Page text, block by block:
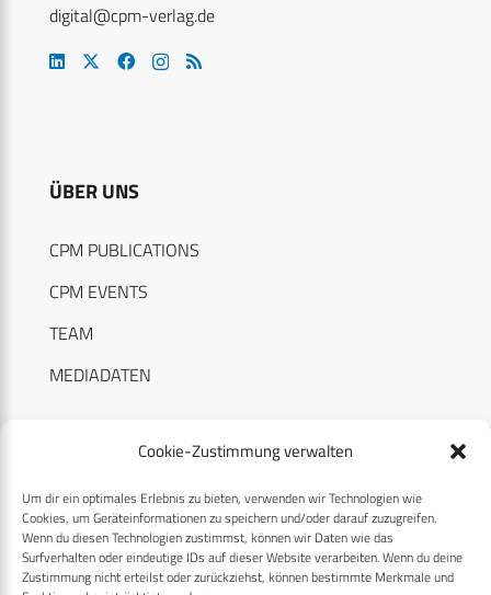
Cookie-Zustimmung verwalten
Um dir ein optimales Erlebnis zu bieten, verwenden wir Technologien wie
Cookies, um Geräteinformationen zu speichern und/oder darauf zuzugreifen.
Wenn du diesen Technologien zustimmst, können wir Daten wie das
Surfverhalten oder eindeutige IDs auf dieser Website verarbeiten. Wenn du deine
Zustimmung nicht erteilst oder zurückziehst, können bestimmte Merkmale und
digital@cpm-verlag.de
ÜBER UNS
CPM PUBLICATIONS
CPM EVENTS
TEAM
MEDIADATEN
RECHTLICHES
Datenschutzerklärung